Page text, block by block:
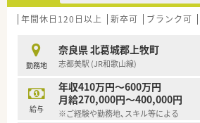
年間休日120日以上 新卒可 ブランク可
勤務地
奈良県 北葛城郡上牧町
志都美駅 (JR和歌山線)
給与
年収410万円～600万円
月給270,000円～400,000円
※ご経験や勤務地、スキル等による